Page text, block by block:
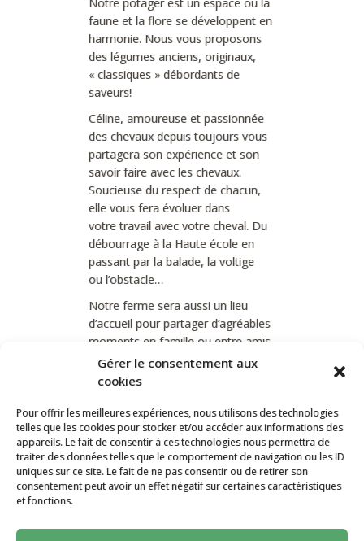
Gérer le consentement aux
cookies
Pour offrir les meilleures expériences, nous utilisons des technologies
telles que les cookies pour stocker et/ou accéder aux informations des
appareils. Le fait de consentir à ces technologies nous permettra de
traiter des données telles que le comportement de navigation ou les ID
uniques sur ce site. Le fait de ne pas consentir ou de retirer son
consentement peut avoir un effet négatif sur certaines caractéristiques
et fonctions.
faune et la flore se développent en
harmonie. Nous vous proposons
des légumes anciens, originaux,
« classiques » débordants de
saveurs!
Céline, amoureuse et passionnée
des chevaux depuis toujours vous
partagera son expérience et son
savoir faire avec les chevaux.
Soucieuse du respect de chacun,
elle vous fera évoluer dans
votre travail avec votre cheval. Du
débourrage à la Haute école en
passant par la balade, la voltige
ou l’obstacle…
Notre ferme sera aussi un lieu
d’accueil pour partager d’agréables
moments en famille ou entre amis.
dans un ancien moulin joliment
restauré en gîte de 4 personnes.